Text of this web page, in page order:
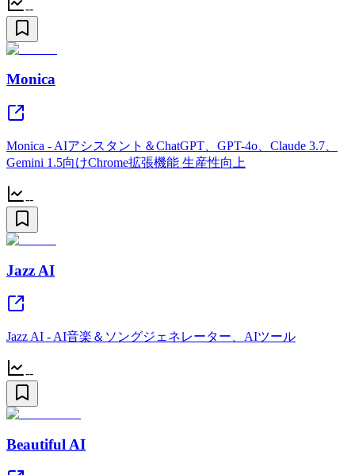
--
Monica
Monica - AIアシスタント＆ChatGPT、GPT-4o、Claude 3.7、
Gemini 1.5向けChrome拡張機能 生産性向上
--
Jazz AI
Jazz AI - AI音楽＆ソングジェネレーター、AIツール
--
Beautiful AI